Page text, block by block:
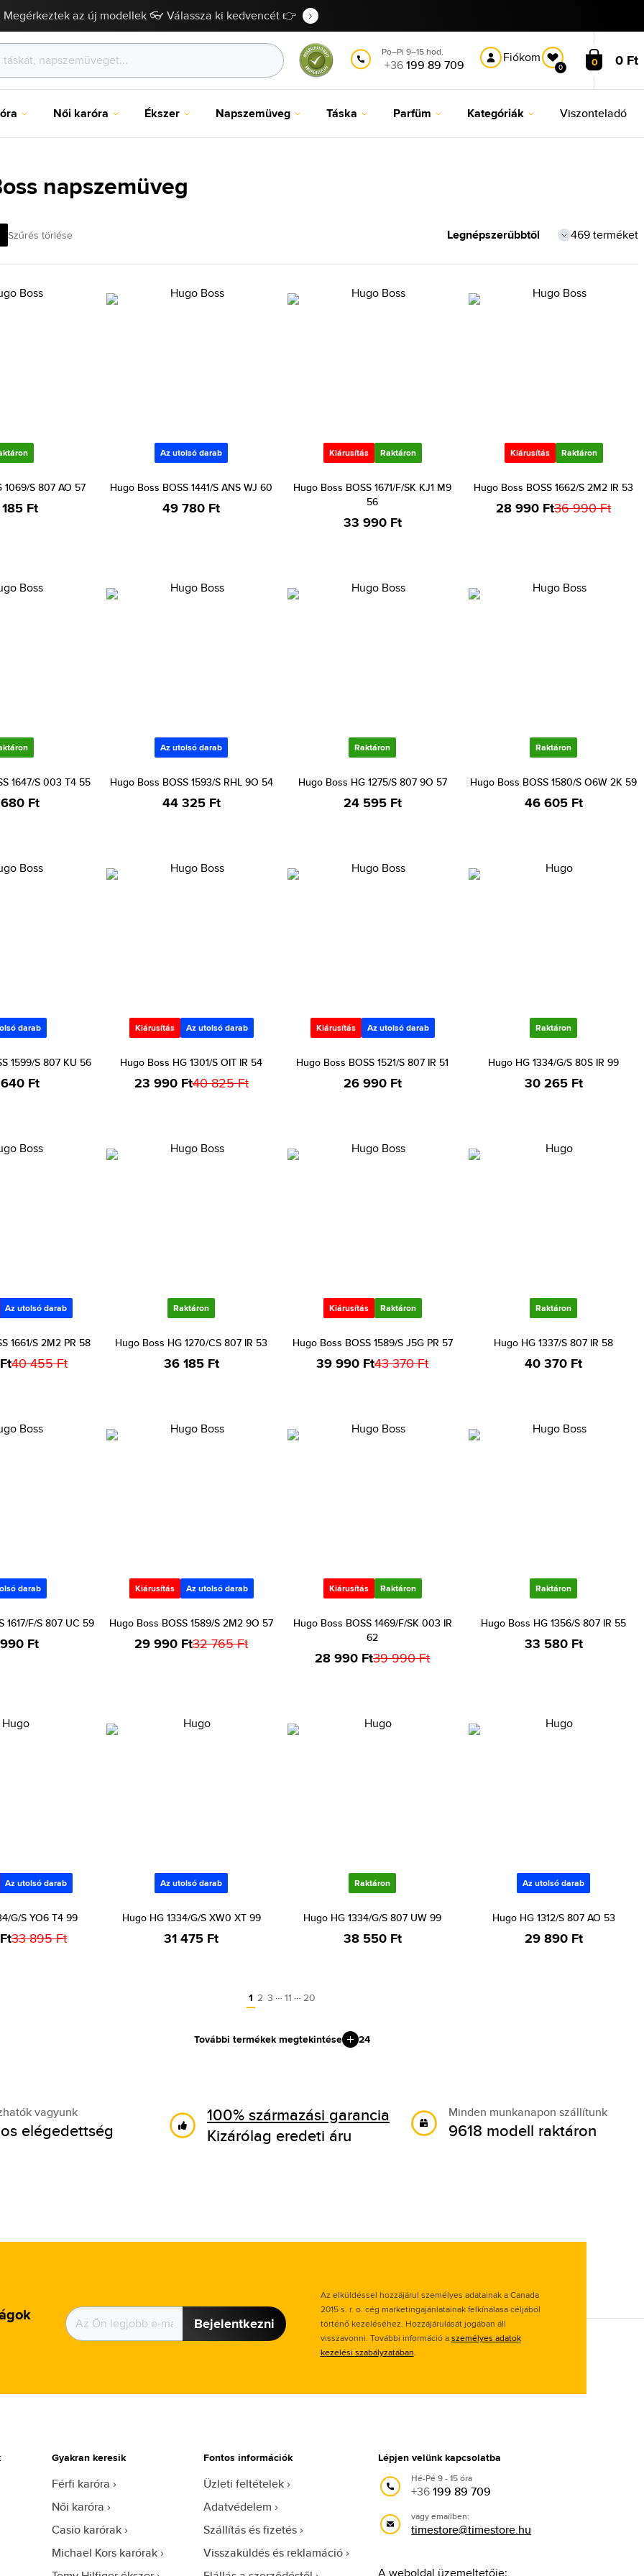
Megérkeztek az új modellek 👓 Válassza ki kedvencét 👉
Po–Pi 9–15 hod.
+36199 89 709 Fiókom
0 0 0 Ft
Női karóra Ékszer Napszemüveg Táska Parfüm Kategóriák Viszonteladó
napszemüveg
Szűrés törlése 469 terméket
1069/S 807 AO 57
Ft
Az utolsó darab
Hugo Boss BOSS 1441/S ANS WJ 60
49 780 Ft
Kiárusítás Raktáron
Hugo Boss BOSS 1671/F/SK KJ1 M9
56
33 990 Ft
Kiárusítás Raktáron
Hugo Boss BOSS 1662/S 2M2 IR 53
28 990 Ft36 990 Ft
1647/S 003 T4 55
Ft
Az utolsó darab
Hugo Boss BOSS 1593/S RHL 9O 54
44 325 Ft
Raktáron
Hugo Boss HG 1275/S 807 9O 57
24 595 Ft
Raktáron
Hugo Boss BOSS 1580/S O6W 2K 59
46 605 Ft
darab
1599/S 807 KU 56
Ft
Kiárusítás Az utolsó darab
Hugo Boss HG 1301/S OIT IR 54
23 990 Ft40 825 Ft
Kiárusítás Az utolsó darab
Hugo Boss BOSS 1521/S 807 IR 51
26 990 Ft
Raktáron
Hugo HG 1334/G/S 80S IR 99
30 265 Ft
Az utolsó darab
1661/S 2M2 PR 58
40 455 Ft
Raktáron
Hugo Boss HG 1270/CS 807 IR 53
36 185 Ft
Kiárusítás Raktáron
Hugo Boss BOSS 1589/S J5G PR 57
39 990 Ft43 370 Ft
Raktáron
Hugo HG 1337/S 807 IR 58
40 370 Ft
darab
1617/F/S 807 UC 59
Ft
Kiárusítás Az utolsó darab
Hugo Boss BOSS 1589/S 2M2 9O 57
29 990 Ft32 765 Ft
Kiárusítás Raktáron
Hugo Boss BOSS 1469/F/SK 003 IR
62
28 990 Ft39 990 Ft
Raktáron
Hugo Boss HG 1356/S 807 IR 55
33 580 Ft
Az utolsó darab
G/S YO6 T4 99
33 895 Ft
Az utolsó darab
Hugo HG 1334/G/S XW0 XT 99
31 475 Ft
Raktáron
Hugo HG 1334/G/S 807 UW 99
38 550 Ft
Az utolsó darab
Hugo HG 1312/S 807 AO 53
29 890 Ft
1 2 3 … 11 … 20
További termékek megtekintése 24
vagyunk
elégedettség
100% származási garancia
Kizárólag eredeti áru
Minden munkanapon szállítunk
9618 modell raktáron
Bejelentkezni
Az elküldéssel hozzájárul személyes adatainak a Canada
2015 s. r. o. cég marketingajánlatainak felkínálasa céljából
történő kezeléséhez. Hozzájárulását jogában áll
visszavonni. További információ aszemélyes adatok
kezelési szabályzatában.
Gyakran keresik
Férfi karóra
Női karóra
Casio karórak
Michael Kors karórak
Fontos információk
Üzleti feltételek
Adatvédelem
Szállítás és fizetés
Visszaküldés és reklamáció
Lépjen velünk kapcsolatba
Hé-Pé 9 - 15 óra
+36199 89 709
vagy emailben:
timestore@timestore.hu